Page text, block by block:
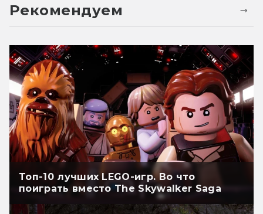
Рекомендуем
Топ-10 лучших LEGO-игр. Во что
поиграть вместо The Skywalker Saga